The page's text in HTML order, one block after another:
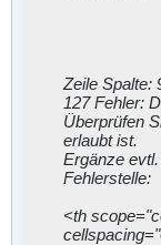
Zeile Spalte:
127 Fehler:
Überprüfen
erlaubt ist.
Ergänze
Fehlerstelle:
<th